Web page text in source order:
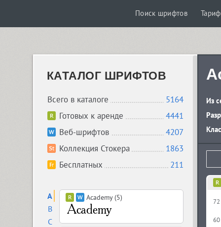
Поиск шрифтов
КАТАЛОГ ШРИФТОВ
Всего в каталоге
5164
Готовых к аренде
4441
Веб-шрифтов
4207
Коллекция Стокера
1863
Бесплатных
211
A
B
C
Academy (5)
Из